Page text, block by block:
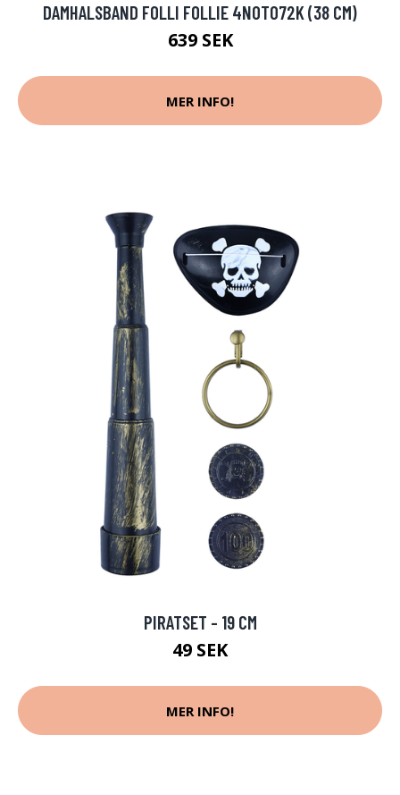
DAMHALSBAND FOLLI FOLLIE 4N0T072K (38 CM)
639 SEK
MER INFO!
PIRATSET - 19 CM
49 SEK
MER INFO!